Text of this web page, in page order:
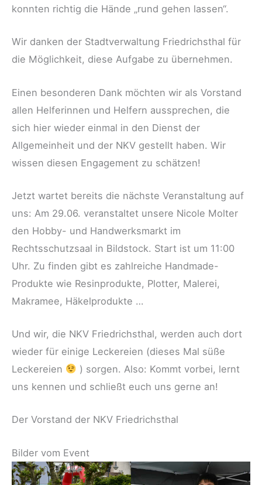
konnten richtig die Hände „rund gehen lassen“.
Wir danken der Stadtverwaltung Friedrichsthal für
die Möglichkeit, diese Aufgabe zu übernehmen.
Einen besonderen Dank möchten wir als Vorstand
allen Helferinnen und Helfern aussprechen, die
sich hier wieder einmal in den Dienst der
Allgemeinheit und der NKV gestellt haben. Wir
wissen diesen Engagement zu schätzen!
Jetzt wartet bereits die nächste Veranstaltung auf
uns: Am 29.06. veranstaltet unsere Nicole Molter
den Hobby- und Handwerksmarkt im
Rechtsschutzsaal in Bildstock. Start ist um 11:00
Uhr. Zu finden gibt es zahlreiche Handmade-
Produkte wie Resinprodukte, Plotter, Malerei,
Makramee, Häkelprodukte …
Und wir, die NKV Friedrichsthal, werden auch dort
wieder für einige Leckereien (dieses Mal süße
Leckereien
) sorgen. Also: Kommt vorbei, lernt
uns kennen und schließt euch uns gerne an!
Der Vorstand der NKV Friedrichsthal
Bilder vom Event